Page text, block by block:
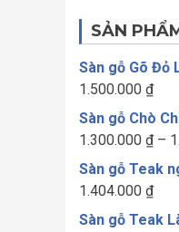
SẢN
Sàn gỗ Gõ Đỏ
1.500.000 ₫
Sàn gỗ Chò
1.300.000 ₫ –
Sàn gỗ Teak
1.404.000 ₫
Sàn gỗ Teak